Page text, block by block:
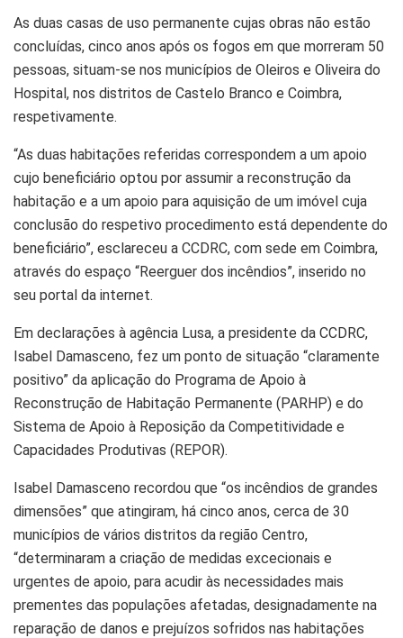
As duas casas de uso permanente cujas obras não estão
concluídas, cinco anos após os fogos em que morreram 50
pessoas, situam-se nos municípios de Oleiros e Oliveira do
Hospital, nos distritos de Castelo Branco e Coimbra,
respetivamente.
“As duas habitações referidas correspondem a um apoio
cujo beneficiário optou por assumir a reconstrução da
habitação e a um apoio para aquisição de um imóvel cuja
conclusão do respetivo procedimento está dependente do
beneficiário”, esclareceu a CCDRC, com sede em Coimbra,
através do espaço “Reerguer dos incêndios”, inserido no
seu portal da internet.
Em declarações à agência Lusa, a presidente da CCDRC,
Isabel Damasceno, fez um ponto de situação “claramente
positivo” da aplicação do Programa de Apoio à
Reconstrução de Habitação Permanente (PARHP) e do
Sistema de Apoio à Reposição da Competitividade e
Capacidades Produtivas (REPOR).
Isabel Damasceno recordou que “os incêndios de grandes
dimensões” que atingiram, há cinco anos, cerca de 30
municípios de vários distritos da região Centro,
“determinaram a criação de medidas excecionais e
urgentes de apoio, para acudir às necessidades mais
prementes das populações afetadas, designadamente na
reparação de danos e prejuízos sofridos nas habitações